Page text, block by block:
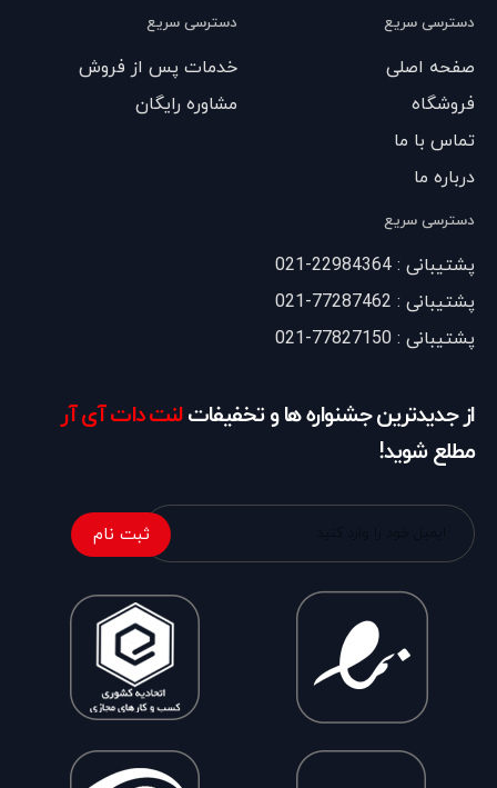
دسترسی سریع
صفحه اصلی
فروشگاه
تماس با ما
درباره ما
دسترسی سریع
خدمات پس از فروش
مشاوره رایگان
دسترسی سریع
پشتیبانی : 22984364-021
پشتیبانی : 77287462-021
پشتیبانی : 77827150-021
از جدیدترین جشنواره ها و تخفیفاتلنت دات آی آر
مطلع شوید!
ثبت نام